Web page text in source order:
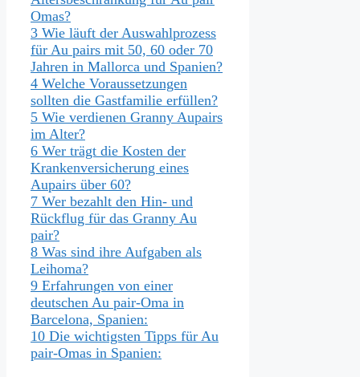
Omas?
3 Wie läuft der Auswahlprozess
für Au pairs mit 50, 60 oder 70
Jahren in Mallorca und Spanien?
4 Welche Voraussetzungen
sollten die Gastfamilie erfüllen?
5 Wie verdienen Granny Aupairs
im Alter?
6 Wer trägt die Kosten der
Krankenversicherung eines
Aupairs über 60?
7 Wer bezahlt den Hin- und
Rückflug für das Granny Au
pair?
8 Was sind ihre Aufgaben als
Leihoma?
9 Erfahrungen von einer
deutschen Au pair-Oma in
Barcelona, Spanien:
10 Die wichtigsten Tipps für Au
pair-Omas in Spanien: